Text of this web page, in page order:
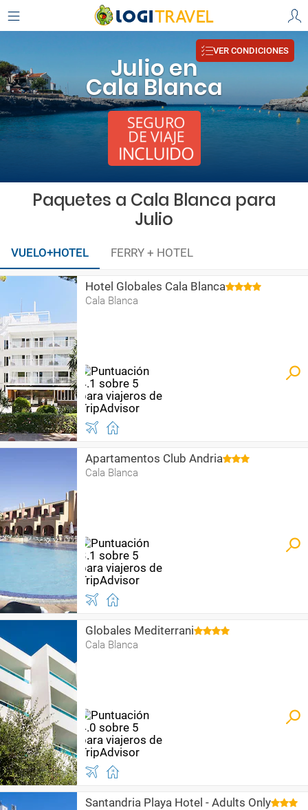
Julio en
Cala Blanca
VER CONDICIONES
Paquetes a Cala Blanca para
Julio
VUELO+HOTEL FERRY + HOTEL
Hotel Globales Cala Blanca
Cala Blanca
Apartamentos Club Andria
Cala Blanca
Globales Mediterrani
Cala Blanca
Santandria Playa Hotel - Adults Only